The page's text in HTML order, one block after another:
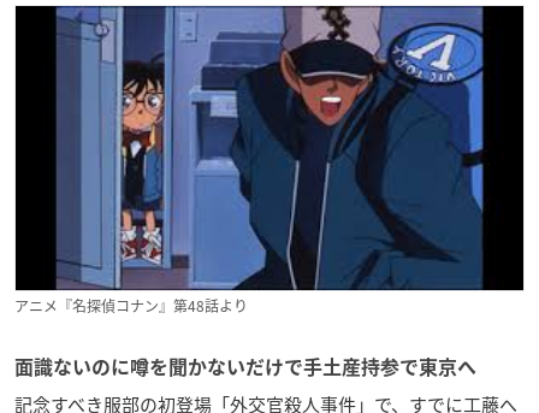
アニメ『名探偵コナン』第48話より
面識ないのに噂を聞かないだけで手土産持参で東京へ
記念すべき服部の初登場「外交官殺人事件」で、すでに工藤へ